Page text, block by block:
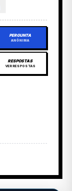
PERGUNTA
ANÔNIMA
RESPOSTAS
VER RESPOSTAS